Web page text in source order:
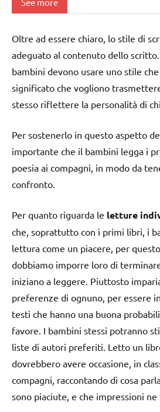
See more
Oltre ad essere chiaro, lo stile di
adeguato al contenuto dello
bambini devono usare uno stile
significato che vogliono
stesso riflettere la personalità di chi
Per sostenerlo in questo aspetto
importante che il bambini legga i
poesia ai compagni, in modo da
confronto.
Per quanto riguarda le letture
che, soprattutto con i primi libri, i
lettura come un piacere, per
dobbiamo imporre loro di
iniziano a leggere. Piuttosto
preferenze di ognuno, per essere
testi che hanno una buona
favore. I bambini stessi potranno
liste di autori preferiti. Letto un
dovrebbero avere occasione, in
compagni, raccontando di cosa
sono piaciute, e che impressioni ne